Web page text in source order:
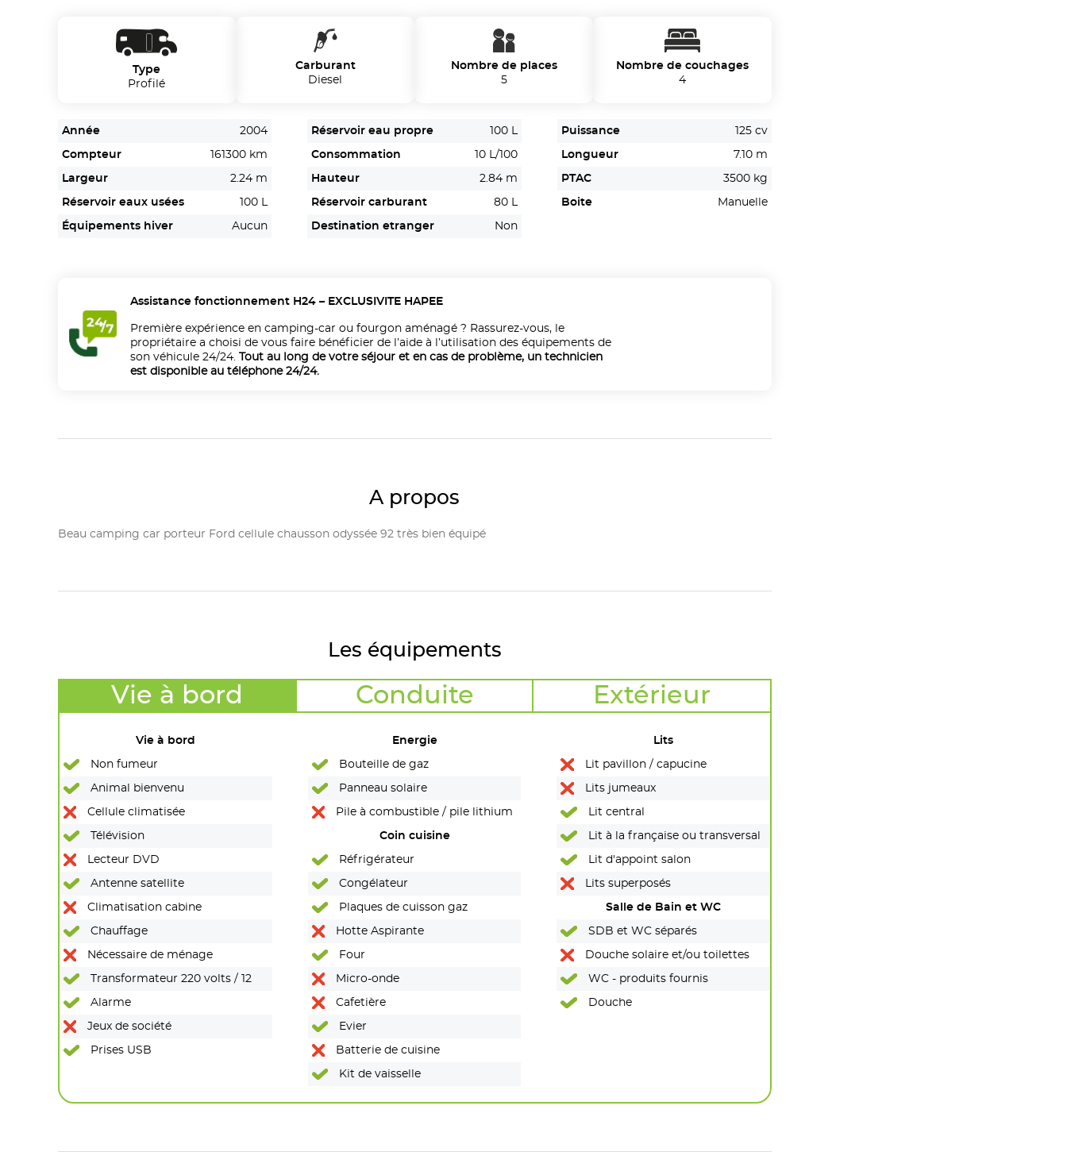
Type
Profilé
Carburant
Diesel
Nombre de places
5
Nombre de couchages
4
Année 2004 Réservoir eau propre 100 L Puissance 125 cv
Compteur 161300 km Consommation 10 L/100 Longueur 7.10 m
Largeur 2.24 m Hauteur 2.84 m PTAC 3500 kg
Réservoir eaux usées 100 L Réservoir carburant 80 L Boite Manuelle
Équipements hiver Aucun Destination etranger Non
Assistance fonctionnement H24 – EXCLUSIVITE HAPEE
Première expérience en camping-car ou fourgon aménagé ? Rassurez-vous, le
propriétaire a choisi de vous faire bénéficier de l’aide à l’utilisation des équipements de
son véhicule 24/24.Tout au long de votre séjour et en cas de problème, un technicien
est disponible au téléphone 24/24.
A propos
Beau camping car porteur Ford cellule chausson odyssée 92 très bien équipé
Les équipements
Vie à bord Conduite Extérieur
Vie à bord
Non fumeur
Animal bienvenu
Cellule climatisée
Télévision
Lecteur DVD
Antenne satellite
Climatisation cabine
Chauffage
Nécessaire de ménage
Transformateur 220 volts / 12
Alarme
Jeux de société
Prises USB
Energie
Bouteille de gaz
Panneau solaire
Pile à combustible / pile lithium
Coin cuisine
Réfrigérateur
Congélateur
Plaques de cuisson gaz
Hotte Aspirante
Four
Micro-onde
Cafetière
Evier
Batterie de cuisine
Kit de vaisselle
Lits
Lit pavillon / capucine
Lits jumeaux
Lit central
Lit à la française ou transversal
Lit d'appoint salon
Lits superposés
Salle de Bain et WC
SDB et WC séparés
Douche solaire et/ou toilettes
portables (Van)
WC - produits fournis
Douche